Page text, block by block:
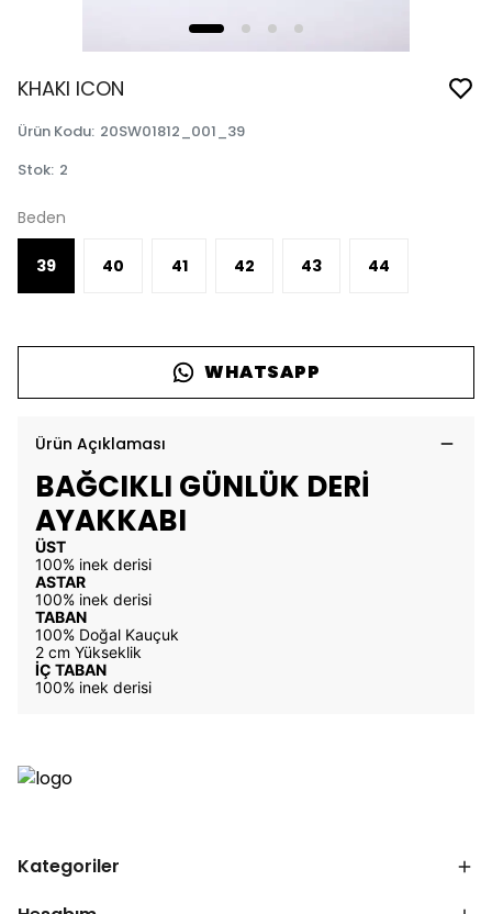
KHAKI ICON
Ürün Kodu: 20SW01812_001_39
Stok: 2
Beden
39 40 41 42 43 44
WHATSAPP
Ürün Açıklaması
BAĞCIKLI GÜNLÜK DERİ
AYAKKABI
ÜST
100% inek derisi
ASTAR
100% inek derisi
TABAN
100% Doğal Kauçuk
2 cm Yükseklik
İÇ TABAN
100% inek derisi
Kategoriler